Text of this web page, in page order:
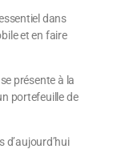
dans
et en faire
présente à la
portefeuille de
d’aujourd’hui